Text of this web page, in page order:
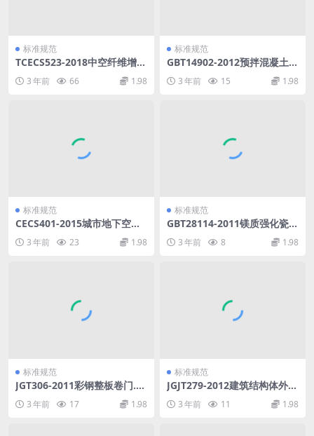
标准规范
TCECS523-2018中空纤维增强
3 年前 66 1.98
标准规范
GBT14902-2012预拌混凝土.p
3 年前 15 1.98
标准规范
CECS401-2015城市地下空间
开发建设管理标准(缺首页).pd
f
3 年前 23 1.98
标准规范
GBT28114-2011镁质强化瓷
3 年前 8 1.98
标准规范
JGT306-2011彩钢整板卷门.p
3 年前 17 1.98
标准规范
JGJT279-2012建筑结构体外预
3 年前 11 1.98